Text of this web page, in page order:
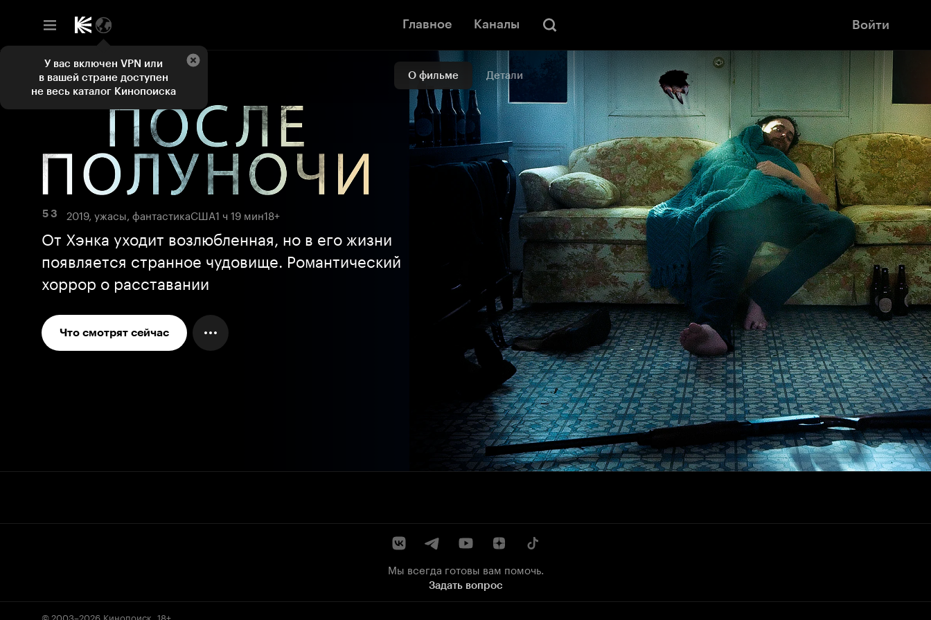
Главное Каналы Войти
О фильме Детали
5 3 2019, ужасы, фантастикаСША1 ч 19 мин18+
От Хэнка уходит возлюбленная, но в его жизни
появляется странное чудовище. Романтический
хоррор о расставании
Что смотрят сейчас
Мы всегда готовы вам помочь.
Задать вопрос
© 2003–2026 Кинопоиск 18+
У вас включен VPN или
в вашей стране доступен
не весь каталог Кинопоиска